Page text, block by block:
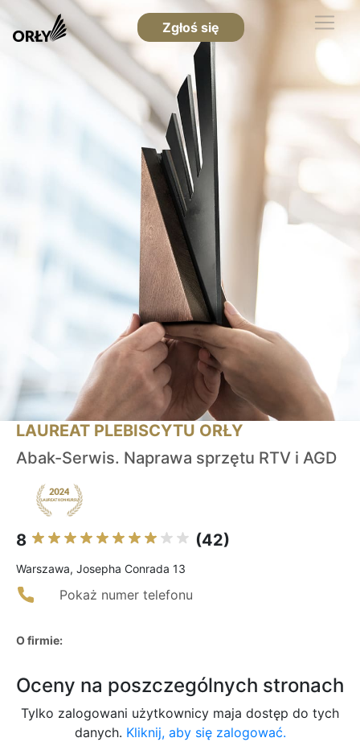
Zgłoś się
LAUREAT PLEBISCYTU ORŁY
Abak-Serwis. Naprawa sprzętu RTV i AGD
8 (42)
Warszawa, Josepha Conrada 13
Pokaż numer telefonu
O firmie:
Oceny na poszczególnych stronach
Tylko zalogowani użytkownicy maja dostęp do tych
danych. Kliknij, aby się zalogować.